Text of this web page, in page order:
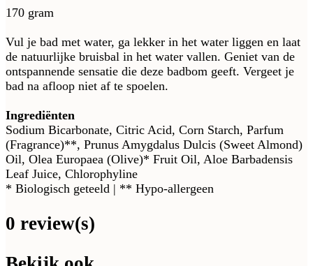
170 gram
Vul je bad met water, ga lekker in het water liggen en laat
de natuurlijke bruisbal in het water vallen. Geniet van de
ontspannende sensatie die deze badbom geeft. Vergeet je
bad na afloop niet af te spoelen.
Ingrediënten
Sodium Bicarbonate, Citric Acid, Corn Starch, Parfum
(Fragrance)**, Prunus Amygdalus Dulcis (Sweet Almond)
Oil, Olea Europaea (Olive)* Fruit Oil, Aloe Barbadensis
Leaf Juice, Chlorophyline
* Biologisch geteeld | ** Hypo-allergeen
0 review(s)